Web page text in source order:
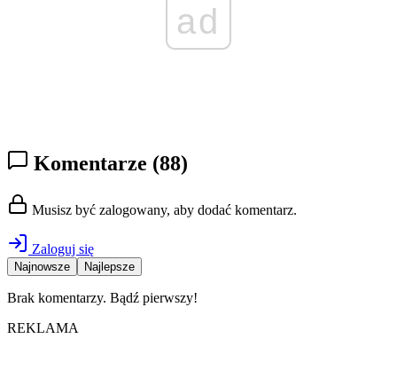
ad
Komentarze (88)
Musisz być zalogowany, aby dodać komentarz.
Zaloguj się
Najnowsze Najlepsze
Brak komentarzy. Bądź pierwszy!
REKLAMA